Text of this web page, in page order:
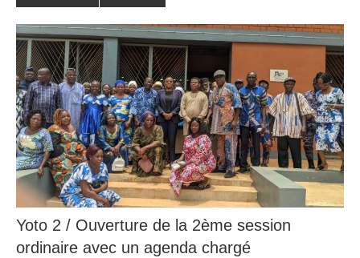
Yoto 2 / Ouverture de la 2ème session
ordinaire avec un agenda chargé